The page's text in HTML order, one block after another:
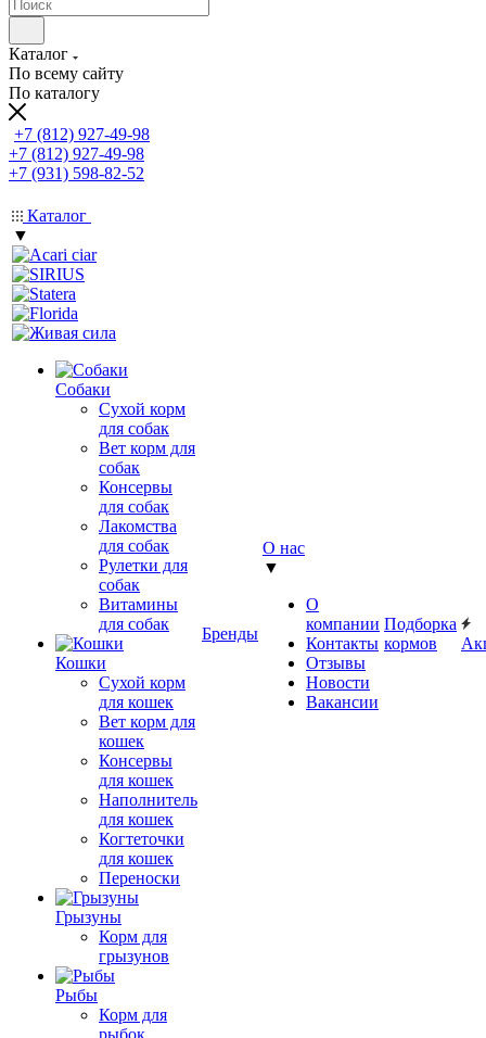
Каталог
По всему сайту
По каталогу
+7 (812) 927-49-98
+7 (812) 927-49-98
+7 (931) 598-82-52
Каталог
▼
Собаки
Сухой корм
для собак
Вет корм для
собак
Консервы
для собак
Лакомства
для собак
Рулетки для
собак
Витамины
для собак
Кошки
Сухой корм
для кошек
Вет корм для
кошек
Консервы
для кошек
Наполнитель
для кошек
Когтеточки
для кошек
Переноски
Грызуны
Корм для
грызунов
Рыбы
Корм для
рыбок
Бренды
О нас
▼
О
компании
Контакты
Отзывы
Новости
Вакансии
Подборка
кормов